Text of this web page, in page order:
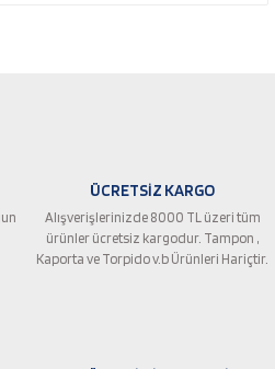
bulunuyor.
ÜCRETSİZ KARGO
Alışverişlerinizde 8000 TL üzeri tüm
ürünler ücretsiz kargodur. Tampon ,
Kaporta ve Torpido v.b Ürünleri Hariçtir.